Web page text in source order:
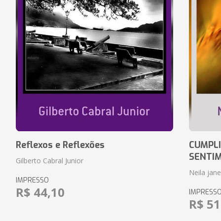
Reflexos e Reflexões
Gilberto Cabral Junior
IMPRESSO
R$ 44,10
Neila
R$